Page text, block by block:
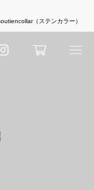
（ステンカラー）